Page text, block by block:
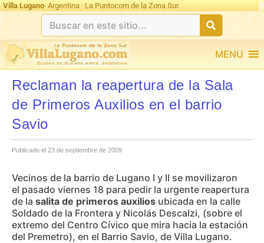
Villa Lugano· Argentina · La Puntocom de la Zona Sur.
MENU
Reclaman la reapertura de la Sala
de Primeros Auxilios en el barrio
Savio
Publicado el 23 de septiembre de 2009
Vecinos de la barrio de Lugano I y II se movilizaron
el pasado viernes 18 para pedir la urgente reapertura
de la salita de primeros auxilios ubicada en la calle
Soldado de la Frontera y Nicolás Descalzi, (sobre el
extremo del Centro Cívico que mira hacia la estación
del Premetro), en el Barrio Savio, de Villa Lugano.